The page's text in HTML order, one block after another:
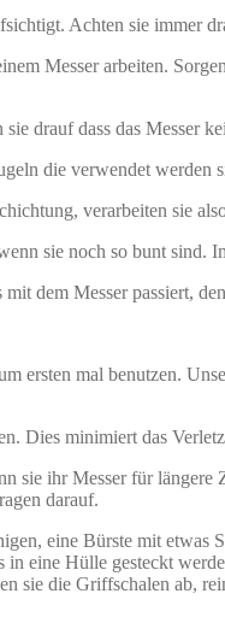
Achten sie immer
Messer arbeiten.
drauf dass das Messer
die verwendet werden
verarbeiten sie
sie noch so bunt
dem Messer passiert,
ersten mal benutzen.
Dies minimiert das
sie ihr Messer für
darauf.
eine Bürste mit
eine Hülle gesteckt
sie die Griffschalen ab,